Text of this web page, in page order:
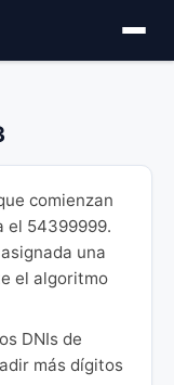
comienzan
el 54399999.
una
el algoritmo
DNIs de
más dígitos